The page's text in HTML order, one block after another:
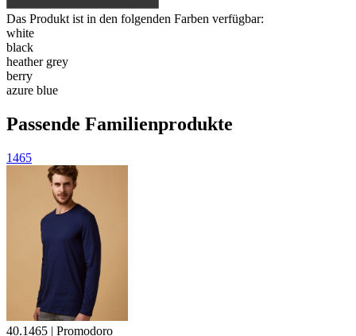
Das Produkt ist in den folgenden Farben verfügbar:
white
black
heather grey
berry
azure blue
Passende Familienprodukte
1465
40.1465 | Promodoro